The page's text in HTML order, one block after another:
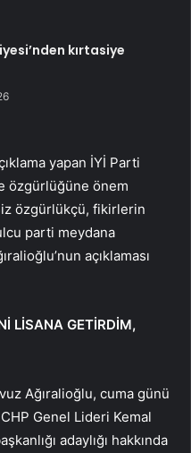
kırtasiye
yapan İYİ Parti
özgürlüğüne önem
özgürlükçü, fikirlerin
parti meydana
açıklaması
LİSANA GETİRDİM,
Ağıralioğlu, cuma günü
CHP Genel Lideri Kemal
adaylığı hakkında